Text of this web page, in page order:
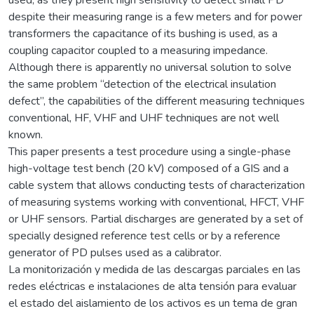
despite their measuring range is a few meters and for power
transformers the capacitance of its bushing is used, as a
coupling capacitor coupled to a measuring impedance.
Although there is apparently no universal solution to solve
the same problem “detection of the electrical insulation
defect”, the capabilities of the different measuring techniques
conventional, HF, VHF and UHF techniques are not well
known.
This paper presents a test procedure using a single-phase
high-voltage test bench (20 kV) composed of a GIS and a
cable system that allows conducting tests of characterization
of measuring systems working with conventional, HFCT, VHF
or UHF sensors. Partial discharges are generated by a set of
specially designed reference test cells or by a reference
generator of PD pulses used as a calibrator.
La monitorización y medida de las descargas parciales en las
redes eléctricas e instalaciones de alta tensión para evaluar
el estado del aislamiento de los activos es un tema de gran